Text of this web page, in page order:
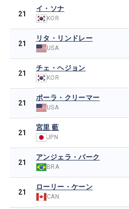
21
イ・ソナ
KOR
21
リタ・リンドレー
USA
21
チェ・ヘジョン
KOR
21
ポーラ・クリーマー
USA
21
宮里 藍
JPN
21
アンジェラ・パーク
BRA
21
ローリー・ケーン
CAN